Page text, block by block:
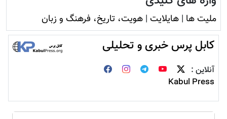
ملیت ها | هایلایت | هویت، تاريخ، فرهنگ و زبان
کابل پرس خبری و تحلیلی
آنلاین :
Kabul Press